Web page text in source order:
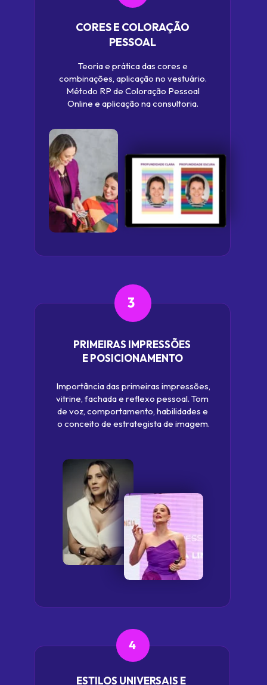
CORES E COLORAÇÃO
PESSOAL
Teoria e prática das cores e
combinações, aplicação no vestuário.
Método RP de Coloração Pessoal
Online e aplicação na consultoria.
PRIMEIRAS IMPRESSÕES
E POSICIONAMENTO
3
Importância das primeiras impressões,
vitrine, fachada e reflexo pessoal. Tom
de voz, comportamento, habilidades e
o conceito de estrategista de imagem.
ESTILOS UNIVERSAIS E
4